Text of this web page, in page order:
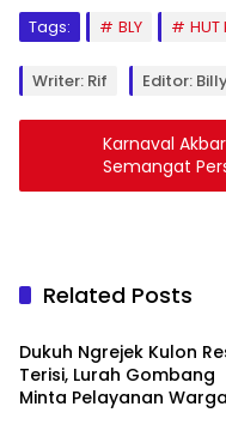
Tags: BLY
Writer: Rif Editor:
Karnaval
Semangat
Rayakan HUT
Related Posts
Berita
Dukuh Ngrejek Kulon
Terisi, Lurah Gombang
Minta Pelayanan Warga
Berita